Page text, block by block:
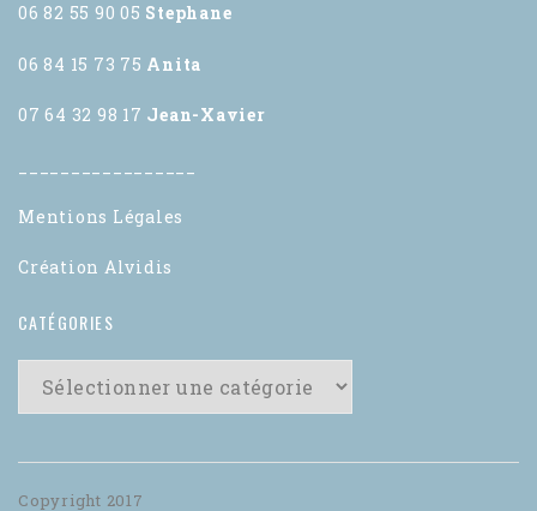
06 82 55 90 05 Stephane
06 84 15 73 75 Anita
07 64 32 98 17 Jean-Xavier
Mentions Légales
Création Alvidis
CATÉGORIES
Copyright 2017